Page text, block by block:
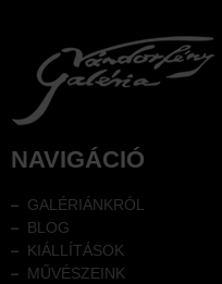
NAVIGÁCIÓ
GALÉRIÁNKRÓL
BLOG
KIÁLLÍTÁSOK
MŰVÉSZEINK